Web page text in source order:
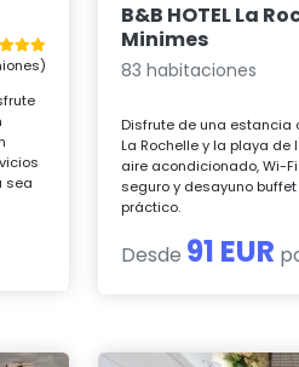
sea
B&B HOTEL La
Minimes
83 habitaciones
Disfrute de una estancia
La Rochelle y la playa de
aire acondicionado, Wi-
seguro y desayuno
práctico.
Desde 91 EUR